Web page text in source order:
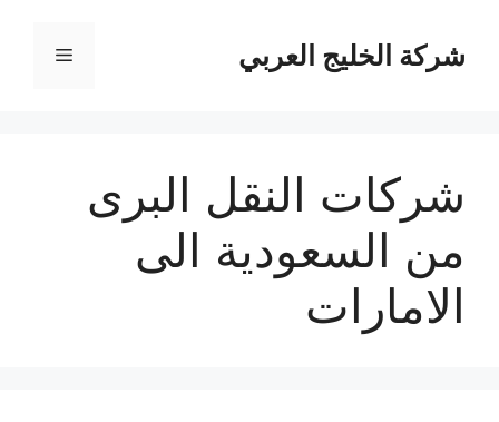
المحتوىشركة الخليج العربي القائمة
شركات النقل البرى
من السعودية الى
الامارات